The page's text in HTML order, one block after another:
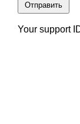
Отправить
Your support